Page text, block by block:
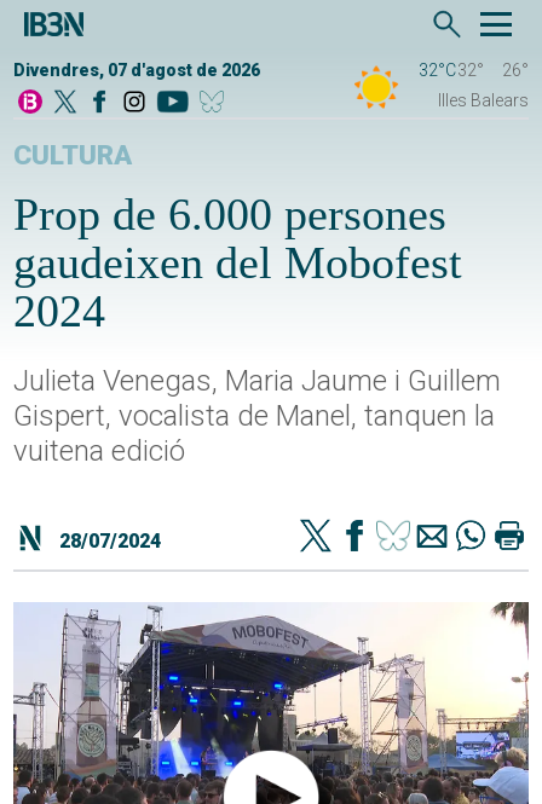
Divendres, 07 d'agost de 2026 32°C32°
26°
Illes Balears
CULTURA
Prop de 6.000 persones
gaudeixen del Mobofest
2024
Julieta Venegas, Maria Jaume i Guillem
Gispert, vocalista de Manel, tanquen la
vuitena edició
28/07/2024